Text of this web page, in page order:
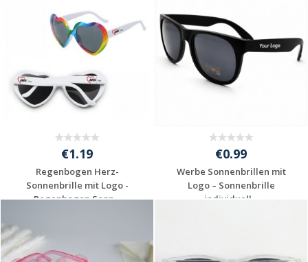
€1.19
Regenbogen Herz-
Sonnenbrille mit Logo -
Regenbogen Sonn...
€0.99
Werbe Sonnenbrillen mit
Logo – Sonnenbrille
individuell...